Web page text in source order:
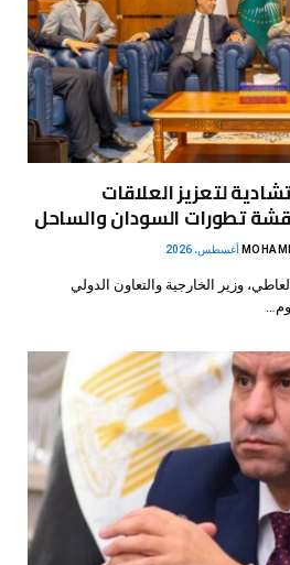
لتعزيز العلاقات
تطورات السودان والساحل
وزير الخارجية والتعاون الدولي